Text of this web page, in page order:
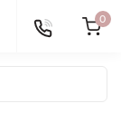
0